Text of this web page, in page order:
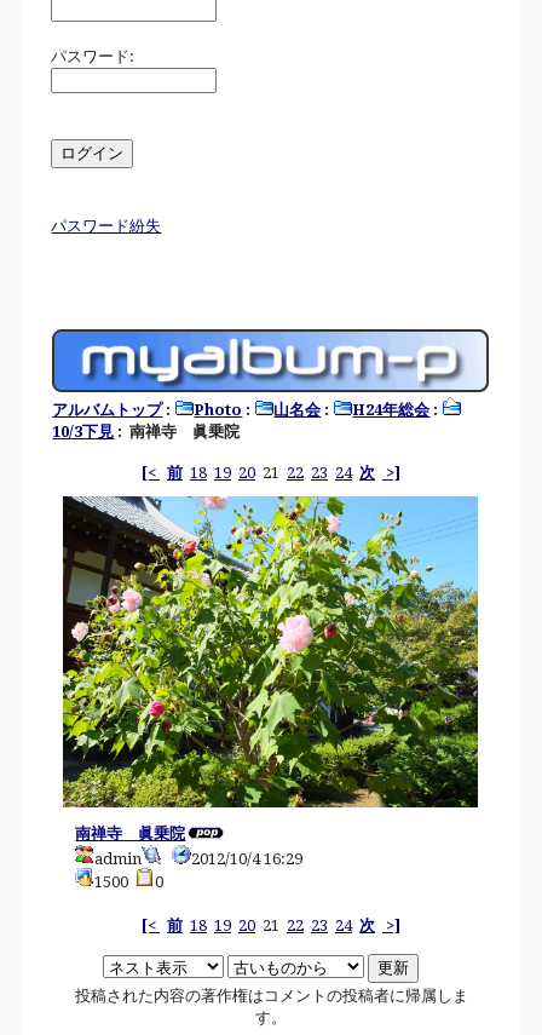
パスワード:
パスワード紛失
アルバムトップ: Photo : 山名会 : H24年総会 :
10/3下見 : 南禅寺 眞乗院
[< 前 18 19 20 21 22 23 24 次 >]
南禅寺 眞乗院
admin
2012/10/4 16:29
1500
0
[< 前 18 19 20 21 22 23 24 次 >]
投稿された内容の著作権はコメントの投稿者に帰属しま
す。